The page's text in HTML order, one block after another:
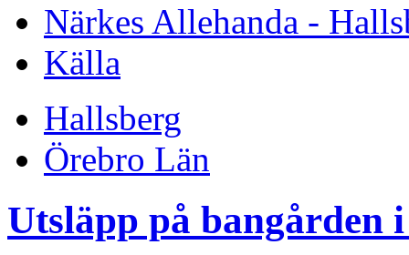
Närkes Allehanda -
Källa
Hallsberg
Örebro Län
Utsläpp på bangården